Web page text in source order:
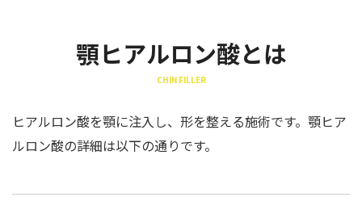
顎ヒアルロン酸とは
CHIN FILLER
ヒアルロン酸を顎に注入し、形を整える施術です。顎ヒア
ルロン酸の詳細は以下の通りです。